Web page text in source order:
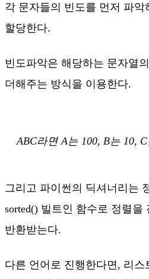
각 문자들의 빈도를 먼저 파악
할당한다.
빈도파악은 해당하는 문자열
더해주는 방식을 이용한다.
ABC라면 A는 100, B는 10, C
그리고 파이썬의 딕셔너리는
sorted() 빌트인 함수로 정렬을
반환받는다.
다른 언어로 진행한다면, 리스